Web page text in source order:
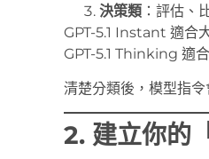
決策類 ：評估、
GPT-5.1 Instant 適合
GPT-5.1 Thinking 適
清楚分類後，模型指令
2. 建立你的